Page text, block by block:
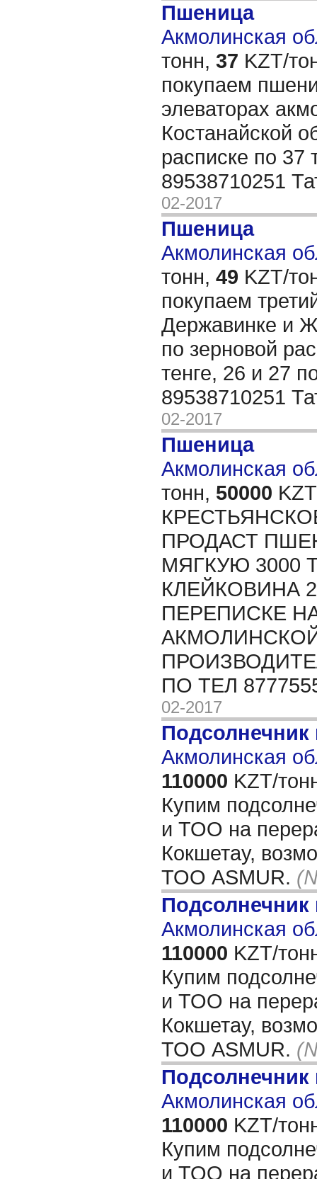
Пшеница
Акмолинская
тонн, 37 KZT/
покупаем
элеваторах
Костанайской
расписке по 37
89538710251
02-2017
Пшеница
Акмолинская
тонн, 49 KZT/
покупаем
Державинке и
по зерновой
тенге, 26 и 27
89538710251
02-2017
Пшеница
Акмолинская
тонн, 50000
ПРОДАСТ
МЯГКУЮ 3000
КЛЕЙКОВИНА
ПЕРЕПИСКЕ
ПО ТЕЛ
02-2017
Акмолинская
110000 KZT/
Купим
и ТОО на
Кокшетау,
ТОО ASMUR.
Акмолинская
110000 KZT/
Купим
и ТОО на
Кокшетау,
ТОО ASMUR.
Акмолинская
110000 KZT/
Купим
и ТОО на